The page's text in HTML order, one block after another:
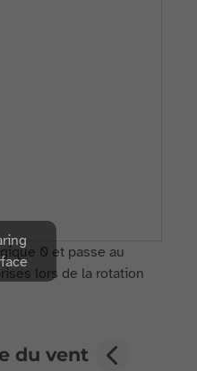
0 et passe au
lors de la rotation
du vent